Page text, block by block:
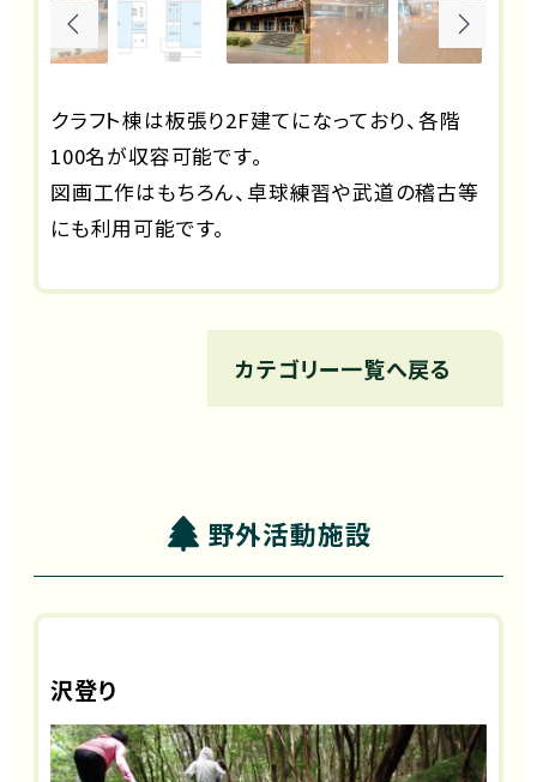
クラフト棟は板張り2F建てになっており、各階
100名が収容可能です。
図画工作はもちろん、卓球練習や武道の稽古等
にも利用可能です。
カテゴリー一覧へ戻る
野外活動施設
沢登り